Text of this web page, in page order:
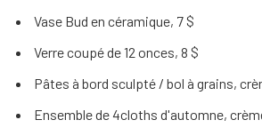
Vase Bud en céramique, 7 $
Verre coupé de 12 onces, 8 $
Pâtes à bord sculpté / bol à grains,
Ensemble de 4cloths d'automne,